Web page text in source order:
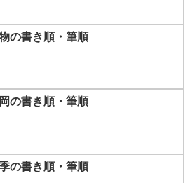
の書き順・筆順
の書き順・筆順
の書き順・筆順